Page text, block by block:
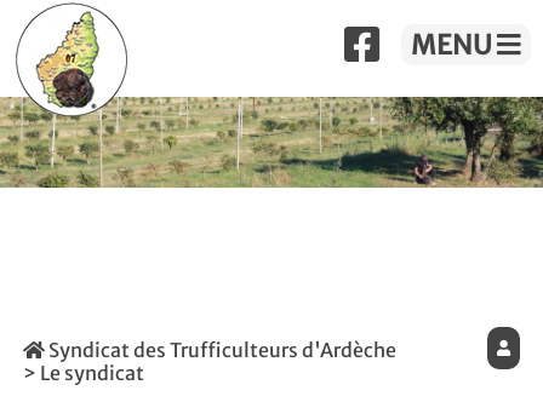
MENU
Syndicat des Trufficulteurs d'Ardèche
> Le syndicat